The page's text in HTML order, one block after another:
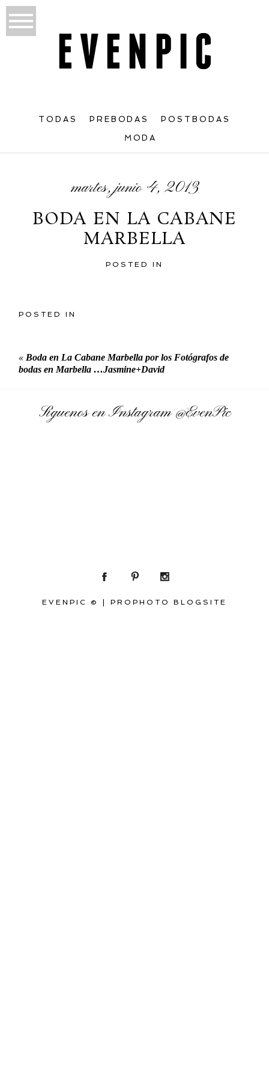
TODAS PREBODAS POSTBODAS
MODA
martes, junio 4, 2013
BODA EN LA CABANE
MARBELLA
POSTED IN
POSTED IN
« Boda en La Cabane Marbella por los Fotógrafos de
bodas en Marbella …Jasmine+David
Síguenos en Instagram@EvenPic
EVENPIC © PROPHOTO BLOGSITE